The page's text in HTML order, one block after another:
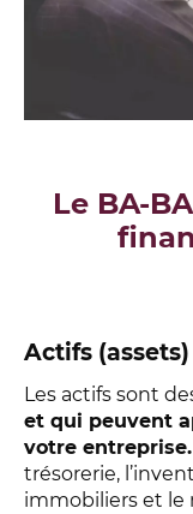
Le BA-
Actifs
Les actifs sont
et qui peuvent
votre entreprise.
trésorerie,
immobiliers et le